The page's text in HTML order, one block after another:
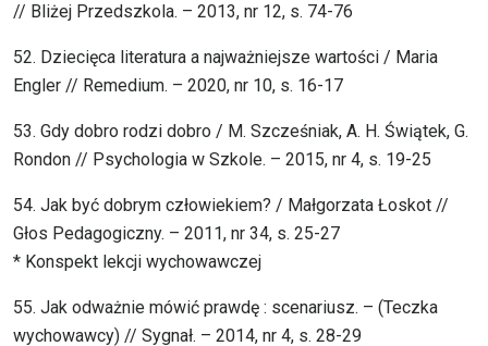
// Bliżej Przedszkola. – 2013, nr 12, s. 74-76
52. Dziecięca literatura a najważniejsze wartości / Maria
Engler // Remedium. – 2020, nr 10, s. 16-17
53. Gdy dobro rodzi dobro / M. Szcześniak, A. H. Świątek, G.
Rondon // Psychologia w Szkole. – 2015, nr 4, s. 19-25
54. Jak być dobrym człowiekiem? / Małgorzata Łoskot //
Głos Pedagogiczny. – 2011, nr 34, s. 25-27
* Konspekt lekcji wychowawczej
55. Jak odważnie mówić prawdę : scenariusz. – (Teczka
wychowawcy) // Sygnał. – 2014, nr 4, s. 28-29